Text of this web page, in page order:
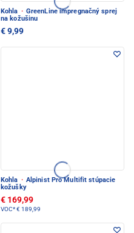
Kohla · GreenLine impregnačný sprej
na kožušinu
€ 9,99
Kohla · Alpinist Pro Multifit stúpacie
kožušky
€ 169,99
VOC*€ 189,99